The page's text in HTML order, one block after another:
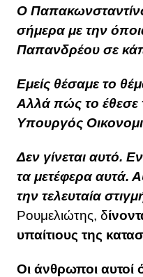
Ο
σήμερα με την
Παπανδρέου σε
Εμείς θέσαμε το
Αλλά πώς το έθεσε
Υπουργός
Δεν γίνεται αυτό.
τα μετέφερα αυτά.
την τελευταία
Ρουμελιώτης, δ
υπαίτιους της
Οι άνθρωποι